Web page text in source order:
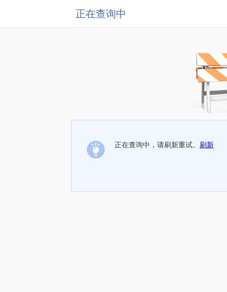
正在查询中
正在查询中，请刷新重试。 刷新